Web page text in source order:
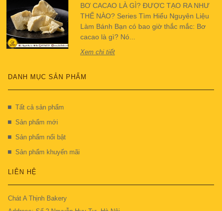
BƠ CACAO LÀ GÌ? ĐƯỢC TẠO RA NHƯ
THẾ NÀO? Series Tìm Hiểu Nguyên Liệu
Làm Bánh Bạn có bao giờ thắc mắc: Bơ
cacao là gì? Nó...
Xem chi tiết
DANH MỤC SẢN PHẨM
Tất cả sản phẩm
Sản phẩm mới
Sản phẩm nổi bật
Sản phẩm khuyến mãi
LIÊN HỆ
Chát A Thịnh Bakery